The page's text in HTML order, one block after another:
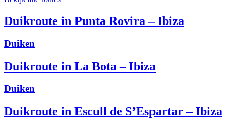
Duikroute in Punta Rovira – Ibiza
Duiken
Duikroute in La Bota – Ibiza
Duiken
Duikroute in Escull de S’Espartar – Ibiza